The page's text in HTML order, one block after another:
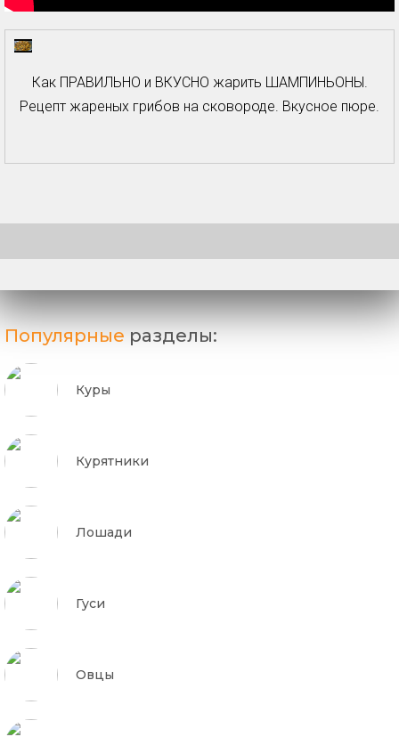
Как ПРАВИЛЬНО и ВКУСНО жарить ШАМПИНЬОНЫ.
Рецепт жареных грибов на сковороде. Вкусное пюре.
Популярные разделы:
Куры
Курятники
Лошади
Гуси
Овцы